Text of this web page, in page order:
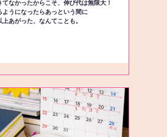
なかったからこそ、伸び代は無限大！
うになったらあっという間に
あがった、なんてことも。